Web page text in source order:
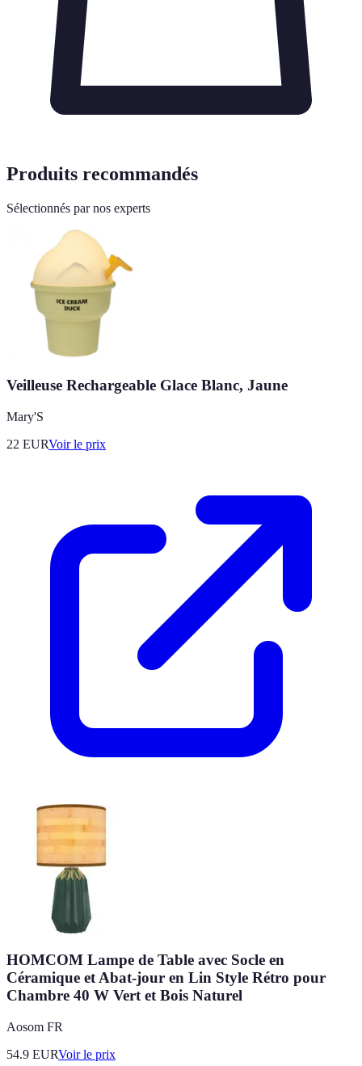
Produits recommandés
Sélectionnés par nos experts
Veilleuse Rechargeable Glace Blanc, Jaune
Mary'S
22 EURVoir le prix
HOMCOM Lampe de Table avec Socle en
Céramique et Abat-jour en Lin Style Rétro pour
Chambre 40 W Vert et Bois Naturel
Aosom FR
54.9 EURVoir le prix